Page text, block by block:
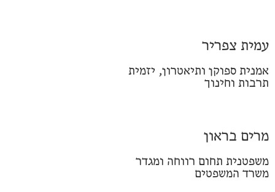
עמית צפריר
אמנית ספוקן ותיאטרון, יזמית
תרבות וחינוך
מרים בראון
משפטנית תחום רווחה ומגדר
משרד המשפטים